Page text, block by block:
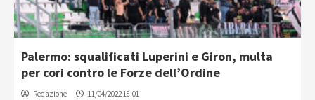
Palermo: squalificati Luperini e Giron, multa
per cori contro le Forze dell’Ordine
Redazione 11/04/2022 18:01